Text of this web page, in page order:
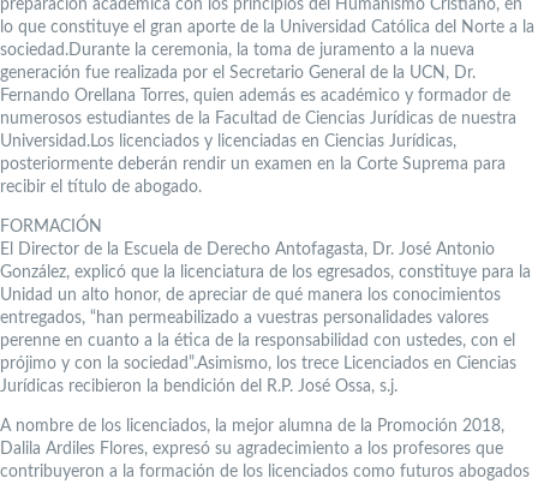
preparación académica con los principios del Humanismo Cristiano, en
lo que constituye el gran aporte de la Universidad Católica del Norte a la
sociedad.Durante la ceremonia, la toma de juramento a la nueva
generación fue realizada por el Secretario General de la UCN, Dr.
Fernando Orellana Torres, quien además es académico y formador de
numerosos estudiantes de la Facultad de Ciencias Jurídicas de nuestra
Universidad.Los licenciados y licenciadas en Ciencias Jurídicas,
posteriormente deberán rendir un examen en la Corte Suprema para
recibir el título de abogado.
FORMACIÓN
El Director de la Escuela de Derecho Antofagasta, Dr. José Antonio
González, explicó que la licenciatura de los egresados, constituye para la
Unidad un alto honor, de apreciar de qué manera los conocimientos
entregados, “han permeabilizado a vuestras personalidades valores
perenne en cuanto a la ética de la responsabilidad con ustedes, con el
prójimo y con la sociedad”.Asimismo, los trece Licenciados en Ciencias
Jurídicas recibieron la bendición del R.P. José Ossa, s.j.
A nombre de los licenciados, la mejor alumna de la Promoción 2018,
Dalila Ardiles Flores, expresó su agradecimiento a los profesores que
contribuyeron a la formación de los licenciados como futuros abogados